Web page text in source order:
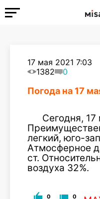
17 мая 2021 7:03
1382
0
Погода на 17
Сегодня, 17
легкий, юго-
Атмосферное
ст.
воздуха 32%.
0 0